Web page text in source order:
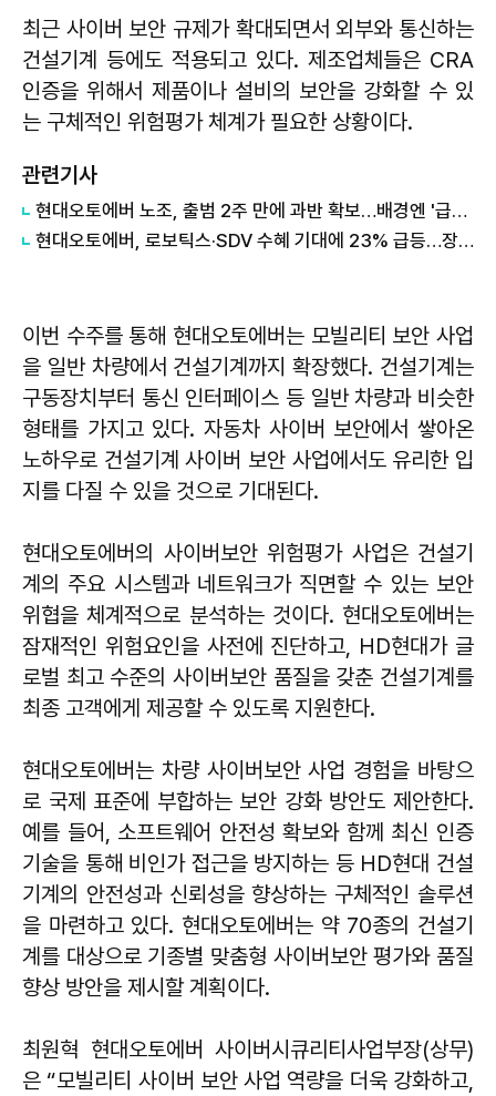
최근 사이버 보안 규제가 확대되면서 외부와 통신하는
건설기계 등에도 적용되고 있다. 제조업체들은 CRA
인증을 위해서 제품이나 설비의 보안을 강화할 수 있
는 구체적인 위험평가 체계가 필요한 상황이다.
관련기사
현대오토에버 노조, 출범 2주 만에 과반 확보…배경엔 '급격한 조직 변화' 불만
현대오토에버, 로보틱스·SDV 수혜 기대에 23% 급등…장중 52주 최고가
이번 수주를 통해 현대오토에버는 모빌리티 보안 사업
을 일반 차량에서 건설기계까지 확장했다. 건설기계는
구동장치부터 통신 인터페이스 등 일반 차량과 비슷한
형태를 가지고 있다. 자동차 사이버 보안에서 쌓아온
노하우로 건설기계 사이버 보안 사업에서도 유리한 입
지를 다질 수 있을 것으로 기대된다.
현대오토에버의 사이버보안 위험평가 사업은 건설기
계의 주요 시스템과 네트워크가 직면할 수 있는 보안
위협을 체계적으로 분석하는 것이다. 현대오토에버는
잠재적인 위험요인을 사전에 진단하고, HD현대가 글
로벌 최고 수준의 사이버보안 품질을 갖춘 건설기계를
최종 고객에게 제공할 수 있도록 지원한다.
현대오토에버는 차량 사이버보안 사업 경험을 바탕으
로 국제 표준에 부합하는 보안 강화 방안도 제안한다.
예를 들어, 소프트웨어 안전성 확보와 함께 최신 인증
기술을 통해 비인가 접근을 방지하는 등 HD현대 건설
기계의 안전성과 신뢰성을 향상하는 구체적인 솔루션
을 마련하고 있다. 현대오토에버는 약 70종의 건설기
계를 대상으로 기종별 맞춤형 사이버보안 평가와 품질
향상 방안을 제시할 계획이다.
최원혁 현대오토에버 사이버시큐리티사업부장(상무)
은 “모빌리티 사이버 보안 사업 역량을 더욱 강화하고,